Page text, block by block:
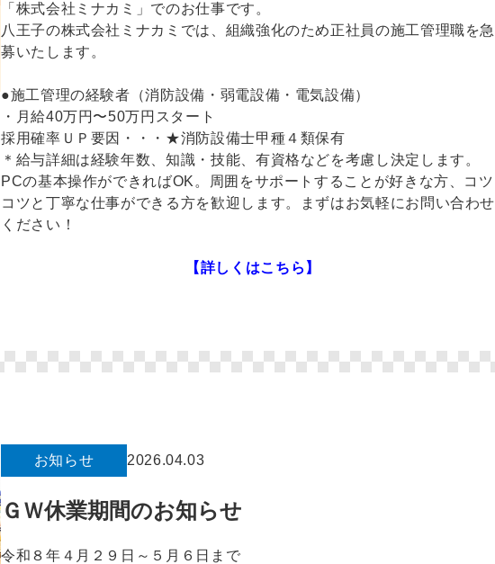
「株式会社ミナカミ」でのお仕事です。
八王子の株式会社ミナカミでは、組織強化のため正社員の施工管理職を急
募いたします。
●施工管理の経験者（消防設備・弱電設備・電気設備）
・月給40万円〜50万円スタート
採用確率ＵＰ要因・・・★消防設備士甲種４類保有
＊給与詳細は経験年数、知識・技能、有資格などを考慮し決定します。
PCの基本操作ができればOK。周囲をサポートすることが好きな方、コツ
コツと丁寧な仕事ができる方を歓迎します。まずはお気軽にお問い合わせ
ください！
【詳しくはこちら】
お知らせ 2026.04.03
ＧＷ休業期間のお知らせ
令和８年４月２９日～５月６日まで